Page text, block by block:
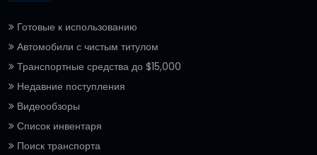
Готовые к использованию
Автомобили с чистым титулом
Транспортные средства до $15,000
Недавние поступления
Видеообзоры
Список инвентаря
Поиск транспорта